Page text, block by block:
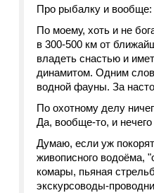
Про рыбалку и вообще:
По моему, хоть и не
в 300-500 км от
владеть снастью и
динамитом. Одним
водной фауны. За
По охотному делу
Да, вообще-то, и
Думаю, если уж
живописного водоёма,
комары, пьяная
экскурсоводы-